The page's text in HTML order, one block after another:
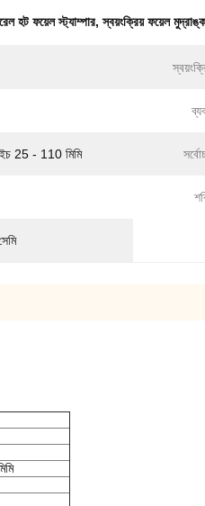
হট ফয়েল স্ট্যাম্পার,স্বয়ংক্রিয় ফয়েল
25 - 110 মিমি